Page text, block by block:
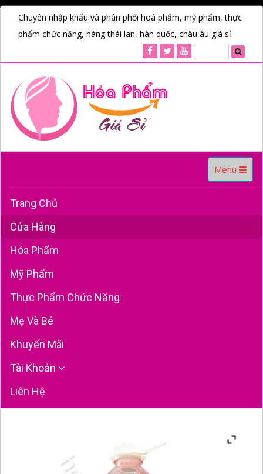
Chuyên nhập khẩu và phân phối hoá phẩm, mỹ phẩm, thực
phẩm chức năng, hàng thái lan, hàn quốc, châu âu giá sỉ.
Toggle
navigation
Menu
Trang Chủ
Cửa Hàng
Hóa Phẩm
Mỹ Phẩm
Thực Phẩm Chức Năng
Mẹ Và Bé
Khuyến Mãi
Tài Khoản
Liên Hệ